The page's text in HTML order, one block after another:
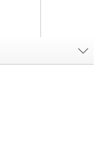
トイレ用